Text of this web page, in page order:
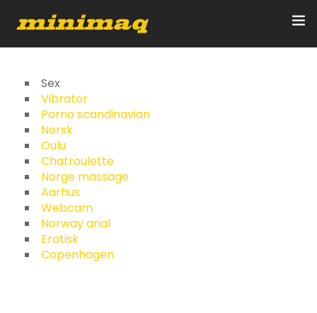
Inicio
Servicios
Implementos
Control Remoto/GPS
Quienes Somos
Contacto
Sex
Vibrator
Porno scandinavian
Norsk
Oulu
Chatroulette
Norge massage
Aarhus
Webcam
Norway anal
Erotisk
Copenhagen